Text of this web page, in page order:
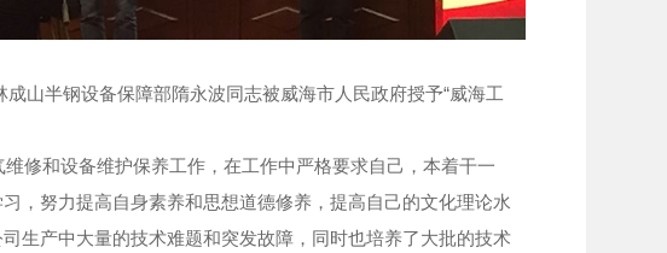
山半钢设备保障部隋永波同志被威海市人民政府授予“威海工
和设备维护保养工作，在工作中严格要求自己，本着干一
，努力提高自身素养和思想道德修养，提高自己的文化理论水
生产中大量的技术难题和突发故障，同时也培养了大批的技术